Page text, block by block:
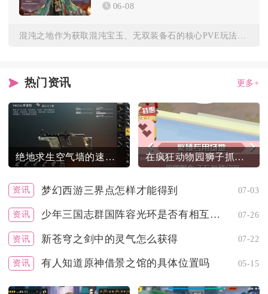
06-08
热门资讯 更多+
绝地求生空气墙的速度有多快 在疯狂动物园狮子抓捕需注意什么
资讯 梦幻西游三界点怎样才能得到 07-03
资讯 少年三国志群国阵容光环是否有相互加成效果 07-26
资讯 新苍穹之剑中的灵气怎么获得 07-22
资讯 有人知道原神借景之馆的具体位置吗 05-15